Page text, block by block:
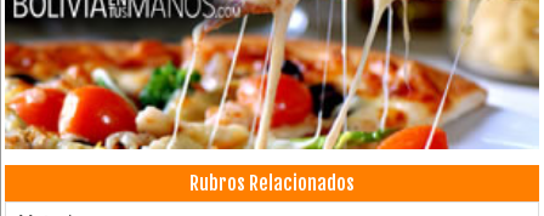
Rubros Relacionados